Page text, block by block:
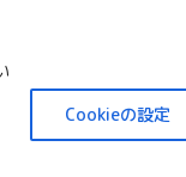
Cookieの設定